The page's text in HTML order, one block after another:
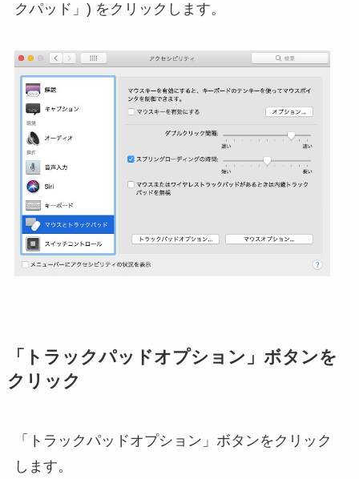
クパッド」) をクリックします。
「トラックパッドオプション」ボタンを
クリック
「トラックパッドオプション」ボタンをクリック
します。